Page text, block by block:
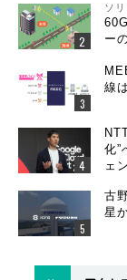
ソ
ー
線
化”
ェ
古
星